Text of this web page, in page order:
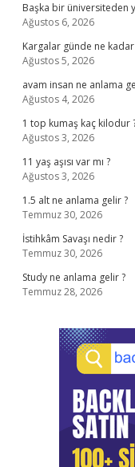
Başka bir üniversiteden
Ağustos 6, 2026
Kargalar günde ne
Ağustos 5, 2026
avam insan ne anlama
Ağustos 4, 2026
1 top kumaş kaç kilodur
Ağustos 3, 2026
11 yaş aşısı var mı ?
Ağustos 3, 2026
1.5 alt ne anlama gelir ?
Temmuz 30, 2026
İstihkâm Savaşı nedir ?
Temmuz 30, 2026
Study ne anlama gelir ?
Temmuz 28, 2026